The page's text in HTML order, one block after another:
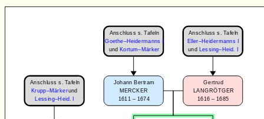
Johann Bertram
MERCKER
1611 – 1674
Gertrud
LANGRÖTGER
1616 – 1685
Anschluss s. Tafeln
Krupp–Märkerund
Lessing–Heid. I
Anschluss s. Tafeln
Goethe–Heidermanns I
und Kortum–Märker
Anschluss s. Tafeln
Eller–Heidermanns I
und Lessing–Heid. I